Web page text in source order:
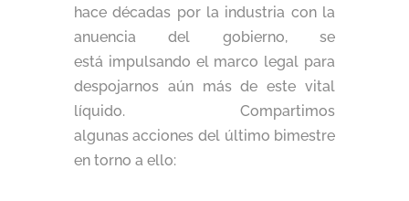
hace décadas por la industria con la
anuencia del gobierno, se
está impulsando el marco legal para
despojarnos aún más de este vital
líquido. Compartimos
algunas acciones del último bimestre
en torno a ello: